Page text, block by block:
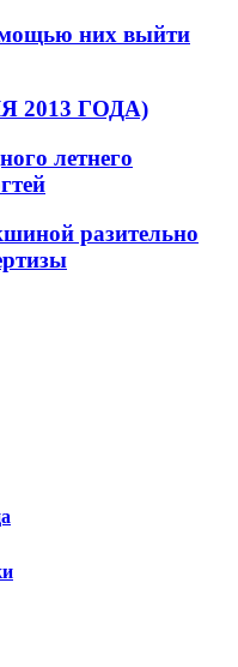
них выйти
2013 ГОДА)
летнего
разительно